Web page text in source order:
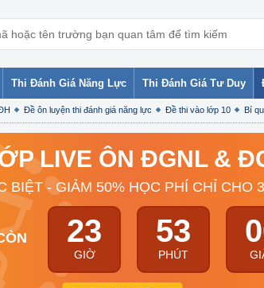
Thi Đánh Giá Năng Lực Thi Đánh Giá Tư Duy
Đề ôn luyện thi đánh giá năng lực Đề thi vào lớp 10 Bí
LIVE ÔN ĐGNL &
BIỆT - GIẢM 50% HỌC PHÍ CHỈ CHO
23
GIỜ
52
PHÚT